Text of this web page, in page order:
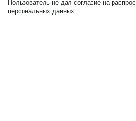
Пользователь не дал согласие на
персональных данных